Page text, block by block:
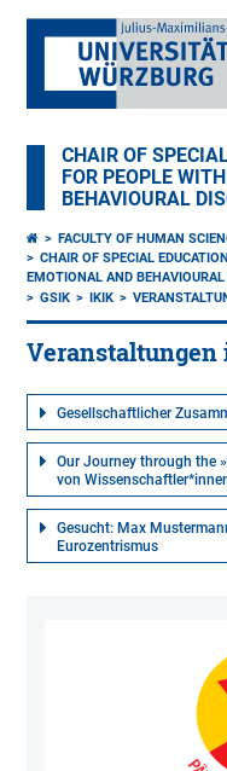
CHAIR OF
FOR PEOPLE
BEHAVIOURAL
FACULTY OF HUMAN
CHAIR OF SPECIAL
EMOTIONAL AND BEHAVIOURAL
GSIK
IKIK
Veranstaltungen
Gesellschaftlicher
Our Journey through the
von
Gesucht: Max
Eurozentrismus